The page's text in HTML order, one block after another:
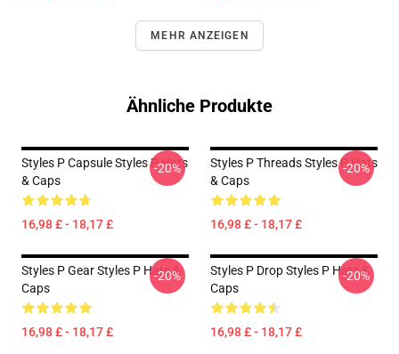
MEHR ANZEIGEN
Ähnliche Produkte
Styles P Capsule Styles P Hats
& Caps
16,98 £ - 18,17 £
-20%
Styles P Threads Styles P Hats
& Caps
16,98 £ - 18,17 £
-20%
Styles P Gear Styles P Hats &
Caps
16,98 £ - 18,17 £
-20%
Styles P Drop Styles P Hats &
Caps
16,98 £ - 18,17 £
-20%